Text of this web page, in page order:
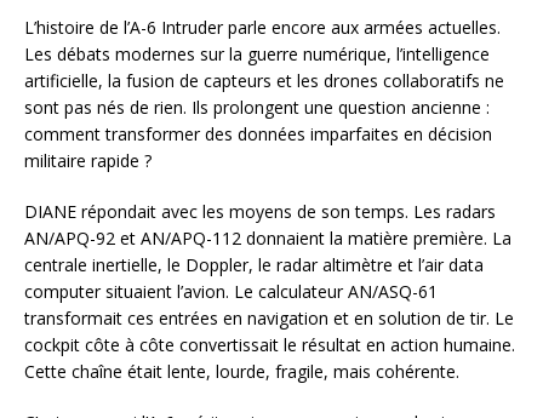
L’histoire de l’A-6 Intruder parle encore aux armées actuelles.
Les débats modernes sur la guerre numérique, l’intelligence
artificielle, la fusion de capteurs et les drones collaboratifs ne
sont pas nés de rien. Ils prolongent une question ancienne :
comment transformer des données imparfaites en décision
militaire rapide ?
DIANE répondait avec les moyens de son temps. Les radars
AN/APQ-92 et AN/APQ-112 donnaient la matière première. La
centrale inertielle, le Doppler, le radar altimètre et l’air data
computer situaient l’avion. Le calculateur AN/ASQ-61
transformait ces entrées en navigation et en solution de tir. Le
cockpit côte à côte convertissait le résultat en action humaine.
Cette chaîne était lente, lourde, fragile, mais cohérente.